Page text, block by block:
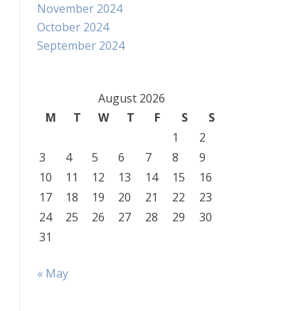
November 2024
October 2024
September 2024
August 2026
M
T W T F S
S
1
2
3
4 5 6 7 8
9
10
11 12 13 14 15
16
17
18 19 20 21 22
23
24
25 26 27 28 29
30
31
« May